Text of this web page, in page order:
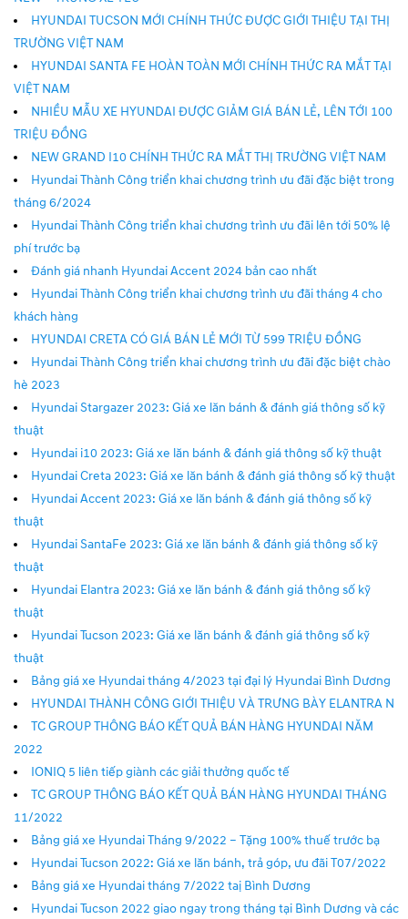
HYUNDAI TUCSON MỚI CHÍNH THỨC ĐƯỢC GIỚI THIỆU TẠI THỊ
TRƯỜNG VIỆT NAM
HYUNDAI SANTA FE HOÀN TOÀN MỚI CHÍNH THỨC RA MẮT TẠI
VIỆT NAM
NHIỀU MẪU XE HYUNDAI ĐƯỢC GIẢM GIÁ BÁN LẺ, LÊN TỚI 100
TRIỆU ĐỒNG
NEW GRAND I10 CHÍNH THỨC RA MẮT THỊ TRƯỜNG VIỆT NAM
Hyundai Thành Công triển khai chương trình ưu đãi đặc biệt trong
tháng 6/2024
Hyundai Thành Công triển khai chương trình ưu đãi lên tới 50% lệ
phí trước bạ
Đánh giá nhanh Hyundai Accent 2024 bản cao nhất
Hyundai Thành Công triển khai chương trình ưu đãi tháng 4 cho
khách hàng
HYUNDAI CRETA CÓ GIÁ BÁN LẺ MỚI TỪ 599 TRIỆU ĐỒNG
Hyundai Thành Công triển khai chương trình ưu đãi đặc biệt chào
hè 2023
Hyundai Stargazer 2023: Giá xe lăn bánh & đánh giá thông số kỹ
thuật
Hyundai i10 2023: Giá xe lăn bánh & đánh giá thông số kỹ thuật
Hyundai Creta 2023: Giá xe lăn bánh & đánh giá thông số kỹ thuật
Hyundai Accent 2023: Giá xe lăn bánh & đánh giá thông số kỹ
thuật
Hyundai SantaFe 2023: Giá xe lăn bánh & đánh giá thông số kỹ
thuật
Hyundai Elantra 2023: Giá xe lăn bánh & đánh giá thông số kỹ
thuật
Hyundai Tucson 2023: Giá xe lăn bánh & đánh giá thông số kỹ
thuật
Bảng giá xe Hyundai tháng 4/2023 tại đại lý Hyundai Bình Dương
HYUNDAI THÀNH CÔNG GIỚI THIỆU VÀ TRƯNG BÀY ELANTRA N
TC GROUP THÔNG BÁO KẾT QUẢ BÁN HÀNG HYUNDAI NĂM
2022
IONIQ 5 liên tiếp giành các giải thưởng quốc tế
TC GROUP THÔNG BÁO KẾT QUẢ BÁN HÀNG HYUNDAI THÁNG
11/2022
Bảng giá xe Hyundai Tháng 9/2022 – Tặng 100% thuế trước bạ
Hyundai Tucson 2022: Giá xe lăn bánh, trả góp, ưu đãi T07/2022
Bảng giá xe Hyundai tháng 7/2022 taị Bình Dương
Hyundai Tucson 2022 giao ngay trong tháng tại Bình Dương và các